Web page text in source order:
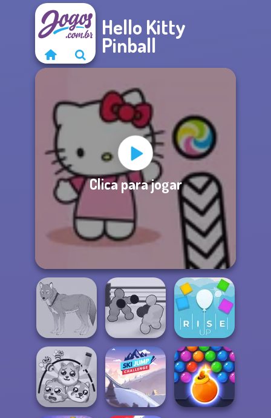
Hello Kitty
Pinball
Clica para jogar
Wolf Maker
Boxing Gang
Stars
Rise Up